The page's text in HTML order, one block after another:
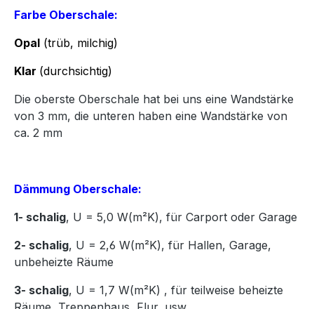
Farbe Oberschale:
Opal (trüb, milchig)
Klar (durchsichtig)
Die oberste Oberschale hat bei uns eine Wandstärke
von 3 mm, die unteren haben eine Wandstärke von
ca. 2 mm
Dämmung Oberschale:
1- schalig, U = 5,0 W(m²K), für Carport oder Garage
2- schalig, U = 2,6 W(m²K), für Hallen, Garage,
unbeheizte Räume
3- schalig, U = 1,7 W(m²K) , für teilweise beheizte